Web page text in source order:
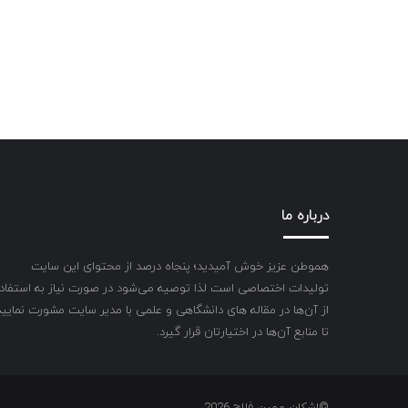
درباره ما
هموطن عزیز خوش آمیدید؛ پنجاه درصد از محتوای این سایت
تولیدات اختصاصی است لذا توصیه می‌شود در صورت نیاز به
از آن‌ها در مقاله های دانشگاهی و علمی با مدیر سایت مشورت
تا منابع آن‌ها در اختیارتان قرار گیرد.